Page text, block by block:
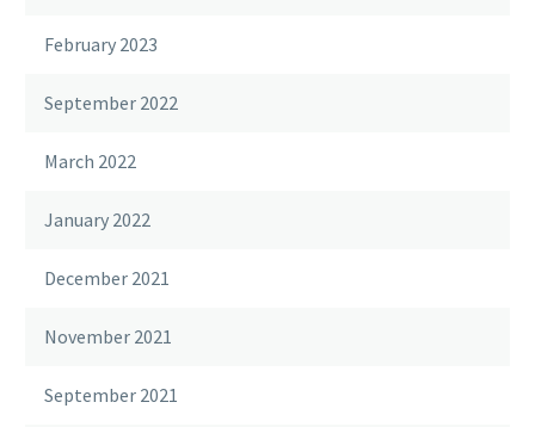
February 2023
September 2022
March 2022
January 2022
December 2021
November 2021
September 2021